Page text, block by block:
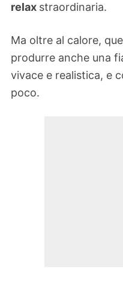
relax straordinaria.
Ma oltre al calore,
produrre anche una
vivace e realistica, e
poco.